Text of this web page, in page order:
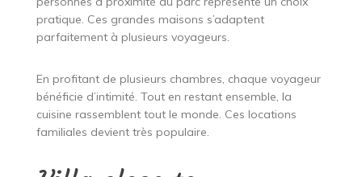
pratique. Ces grandes maisons s’adaptent
parfaitement à plusieurs voyageurs.
En profitant de plusieurs chambres, chaque voyageur
bénéficie d’intimité. Tout en restant ensemble, la
cuisine rassemblent tout le monde. Ces locations
familiales devient très populaire.